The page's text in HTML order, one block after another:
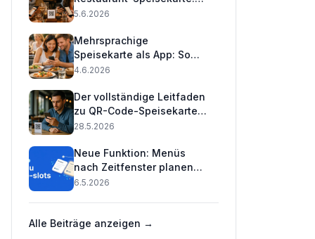
16 Sprachen mit einem QR-
5.6.2026
Mehrsprachige
Speisekarte als App: So
bedienen Sie
4.6.2026
Der vollständige Leitfaden
zu QR-Code-Speisekarten
für Restaurants 2026
28.5.2026
Neue Funktion: Menüs
nach Zeitfenster planen
(Praktischer Leitfaden) 🕒
6.5.2026
Alle Beiträge anzeigen →